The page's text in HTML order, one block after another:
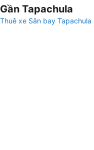
Gần Tapachula
Thuê xe Sân bay Tapachula